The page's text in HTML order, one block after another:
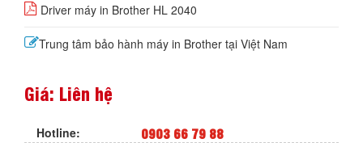
Driver máy in Brother HL 2040
Trung tâm bảo hành máy in Brother tại Việt Nam
Giá: Liên hệ
Hotline: 0903 66 79 88